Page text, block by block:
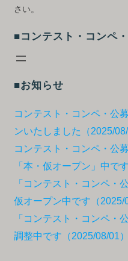
さい。
■コンテスト・コンペ
■お知らせ
コンテスト・コンペ・公
ンいたしました（2025/08/
コンテスト・コンペ・公
「本・仮オープン」中で
「コンテスト・コンペ・
仮オープン中です（2025/
「コンテスト・コンペ・
調整中です（2025/08/01）